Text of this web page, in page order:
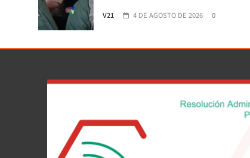
V21 4 DE AGOSTO DE 2026 0